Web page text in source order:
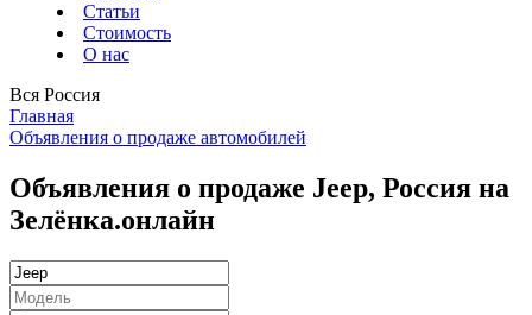
Статьи
Стоимость
О нас
Вся Россия
Главная
Объявления о продаже автомобилей
Объявления о продаже Jeep, Россия на
Зелёнка.онлайн